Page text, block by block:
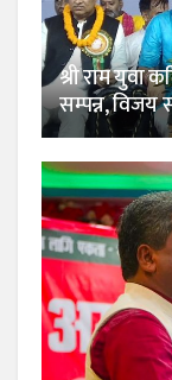
श्री राम युवा
सम्पन्न, विजय